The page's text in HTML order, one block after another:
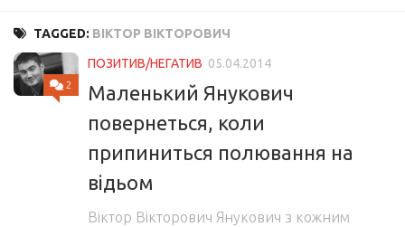
TAGGED: ВІКТОР ВІКТОРОВИЧ
2
ПОЗИТИВ/НЕГАТИВ 05.04.2014
Маленький Янукович
повернеться, коли
припиниться полювання на
відьом
Віктор Вікторович Янукович з кожним